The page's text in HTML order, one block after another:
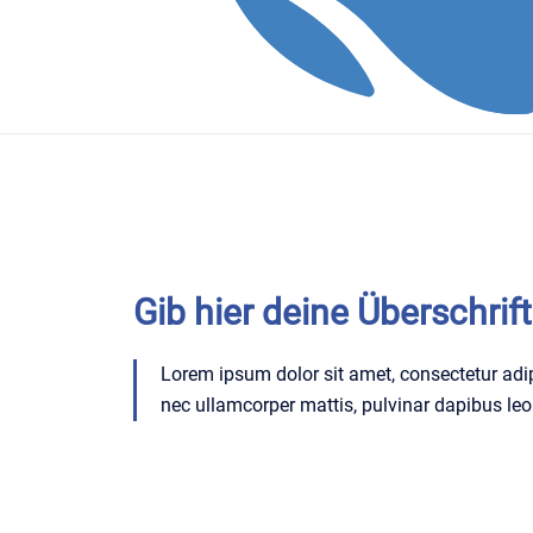
Gib hier deine
Lorem ipsum dolor sit amet, consectetur
nec ullamcorper mattis, pulvinar dapibus